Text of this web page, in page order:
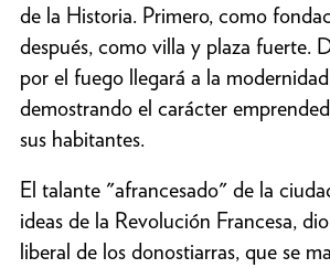
de la Historia. Primero, como
después, como villa y plaza fuerte.
por el fuego llegará a la
demostrando el carácter
sus habitantes.
El talante "afrancesado" de la
ideas de la Revolución Francesa,
liberal de los donostiarras, que se